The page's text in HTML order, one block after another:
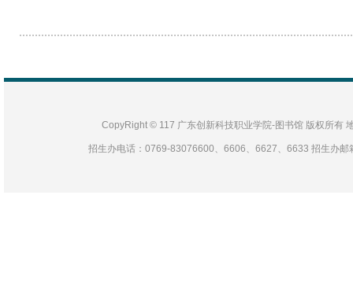
CopyRight © 117 广东创新科技职业学院-图书馆 版权所有
招生办电话：0769-83076600、6606、6627、6633 招生办